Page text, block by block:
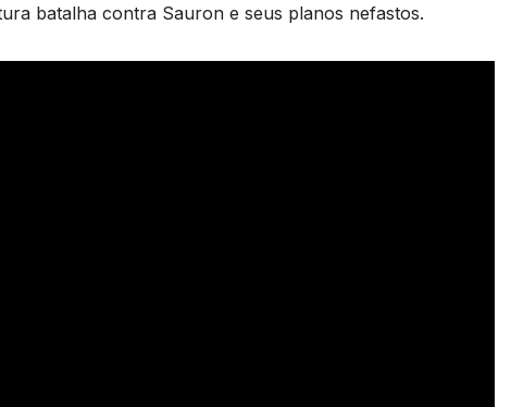
batalha contra Sauron e seus planos nefastos.